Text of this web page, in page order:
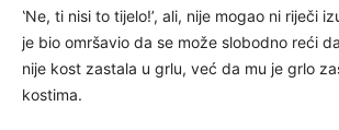
‛Ne, ti nisi to tijelo!’, ali, nije mogao ni riječi
je bio omršavio da se može slobodno reći
nije kost zastala u grlu, već da mu je grlo
kostima.